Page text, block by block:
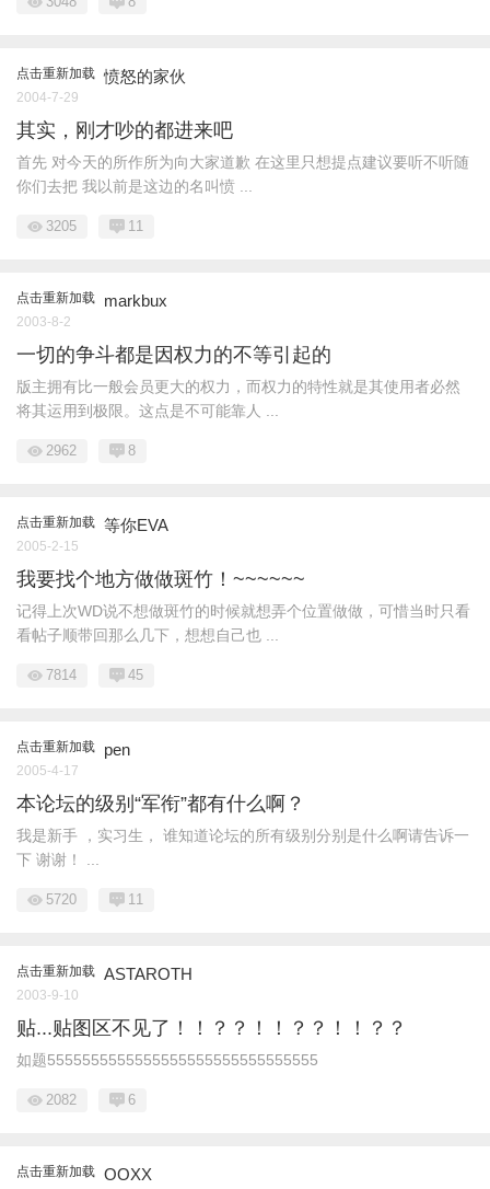
点击重新加载 愤怒的家伙
2004-7-29
其实，刚才吵的都进来吧
首先 对今天的所作所为向大家道歉 在这里只想提点建议要听不听随
你们去把 我以前是这边的名叫愤 ...
3205 11
点击重新加载 markbux
2003-8-2
一切的争斗都是因权力的不等引起的
版主拥有比一般会员更大的权力，而权力的特性就是其使用者必然
将其运用到极限。这点是不可能靠人 ...
2962 8
点击重新加载 等你EVA
2005-2-15
我要找个地方做做斑竹！~~~~~~
记得上次WD说不想做斑竹的时候就想弄个位置做做，可惜当时只看
看帖子顺带回那么几下，想想自己也 ...
7814 45
点击重新加载 pen
2005-4-17
本论坛的级别“军衔”都有什么啊？
我是新手 ，实习生， 谁知道论坛的所有级别分别是什么啊请告诉一
下 谢谢！ ...
5720 11
点击重新加载 ASTAROTH
2003-9-10
贴...贴图区不见了！！？？！！？？！！？？
如题5555555555555555555555555555555
2082 6
点击重新加载 OOXX